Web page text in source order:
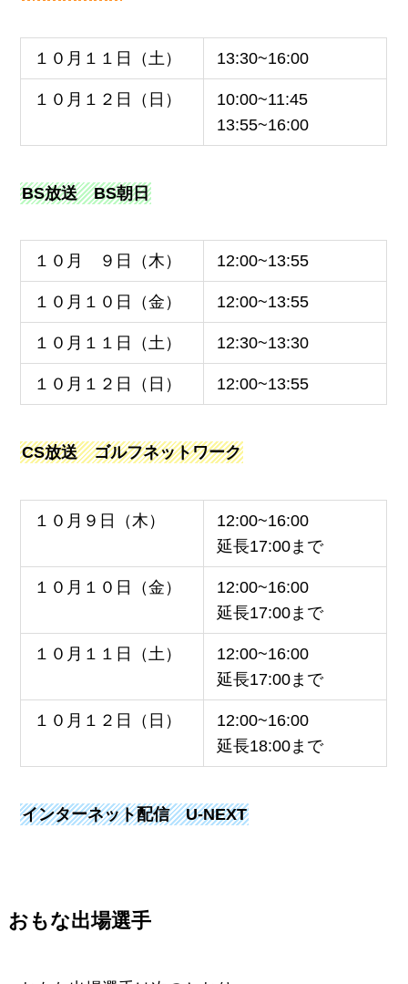
１０月１１日（土） 13:30~16:00
１０月１２日（日）
10:00~11:45
13:55~16:00
BS放送 BS朝日
１０月 ９日（木） 12:00~13:55
１０月１０日（金） 12:00~13:55
１０月１１日（土） 12:30~13:30
１０月１２日（日） 12:00~13:55
CS放送 ゴルフネットワーク
１０月９日（木）
12:00~16:00
延長17:00まで
１０月１０日（金）
12:00~16:00
延長17:00まで
１０月１１日（土）
12:00~16:00
延長17:00まで
１０月１２日（日）
12:00~16:00
延長18:00まで
インターネット配信 U-NEXT
おもな出場選手